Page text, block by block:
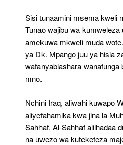
Sisi tunaamini msema kweli
Tunao wajibu wa
amekuwa mkweli muda
ya Dk. Mpango juu ya hisia
wafanyabiashara
mno.
Nchini Iraq, aliwahi kuwapo
aliyefahamika kwa jina la
Sahhaf. Al-Sahhaf aliihadaa
na uwezo wa kuteketeza